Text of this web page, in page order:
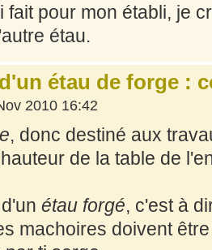
fait pour mon établi, je
étau.
étau de forge :
2010 16:42
, donc destiné aux
de la table de
étau forgé, c'est à
machoires doivent